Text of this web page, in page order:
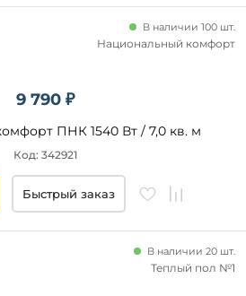
9 790 ₽
ПНК 1540 Вт / 7,0 кв. м
В наличии 100 шт.
Код: 342921
Национальный комфорт
Быстрый заказ
В наличии 20 шт.
Теплый пол №1